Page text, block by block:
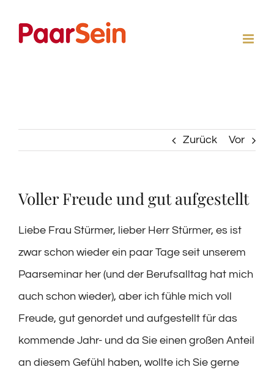
Inhalt
Zurück Vor
Voller Freude und gut aufgestellt
Liebe Frau Stürmer, lieber Herr Stürmer, es ist
zwar schon wieder ein paar Tage seit unserem
Paarseminar her (und der Berufsalltag hat mich
auch schon wieder), aber ich fühle mich voll
Freude, gut genordet und aufgestellt für das
kommende Jahr- und da Sie einen großen Anteil
an diesem Gefühl haben, wollte ich Sie gerne